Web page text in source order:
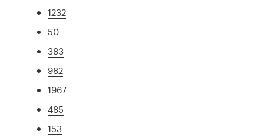
1232
50
383
982
1967
485
153